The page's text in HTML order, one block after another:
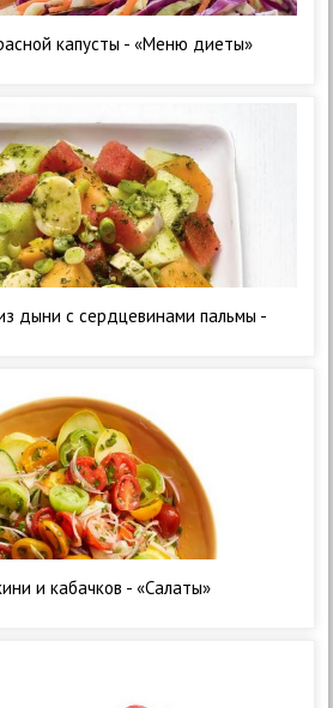
капусты - «Меню диеты»
дыни с сердцевинами пальмы -
и кабачков - «Салаты»